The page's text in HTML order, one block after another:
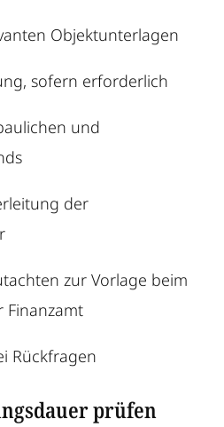
Objektunterlagen
sofern erforderlich
und
der
zur Vorlage beim
Finanzamt
Rückfragen
prüfen